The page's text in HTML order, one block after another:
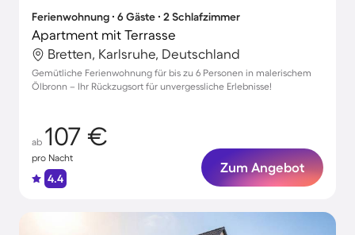
Ferienwohnung ∙ 6 Gäste ∙ 2 Schlafzimmer
Apartment mit Terrasse
Bretten, Karlsruhe, Deutschland
Gemütliche Ferienwohnung für bis zu 6 Personen in malerischem
Ölbronn – Ihr Rückzugsort für unvergessliche Erlebnisse!
ab 107 €
pro Nacht
4.4
Zum Angebot